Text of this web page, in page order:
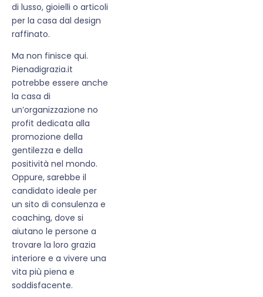
di lusso, gioielli o articoli
per la casa dal design
raffinato.
Ma non finisce qui.
Pienadigrazia.it
potrebbe essere anche
la casa di
un’organizzazione no
profit dedicata alla
promozione della
gentilezza e della
positività nel mondo.
Oppure, sarebbe il
candidato ideale per
un sito di consulenza e
coaching, dove si
aiutano le persone a
trovare la loro grazia
interiore e a vivere una
vita più piena e
soddisfacente.